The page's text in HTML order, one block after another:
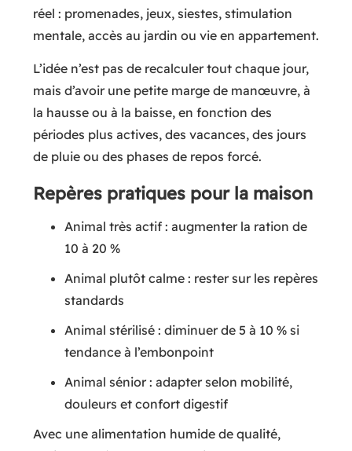
réel : promenades, jeux, siestes, stimulation
mentale, accès au jardin ou vie en appartement.
L’idée n’est pas de recalculer tout chaque jour,
mais d’avoir une petite marge de manœuvre, à
la hausse ou à la baisse, en fonction des
périodes plus actives, des vacances, des jours
de pluie ou des phases de repos forcé.
Repères pratiques pour la maison
Animal très actif : augmenter la ration de
10 à 20 %
Animal plutôt calme : rester sur les repères
standards
Animal stérilisé : diminuer de 5 à 10 % si
tendance à l’embonpoint
Animal sénior : adapter selon mobilité,
douleurs et confort digestif
Avec une alimentation humide de qualité,